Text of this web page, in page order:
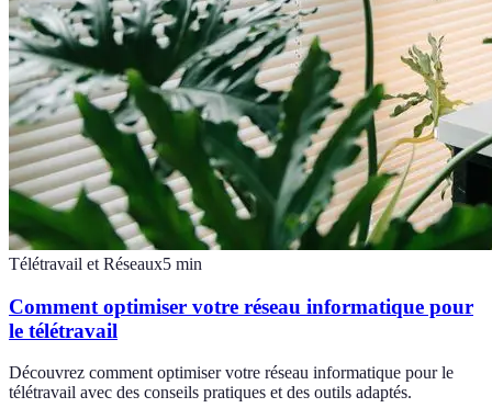
Télétravail et Réseaux5 min
Comment optimiser votre réseau informatique pour
le télétravail
Découvrez comment optimiser votre réseau informatique pour le
télétravail avec des conseils pratiques et des outils adaptés.